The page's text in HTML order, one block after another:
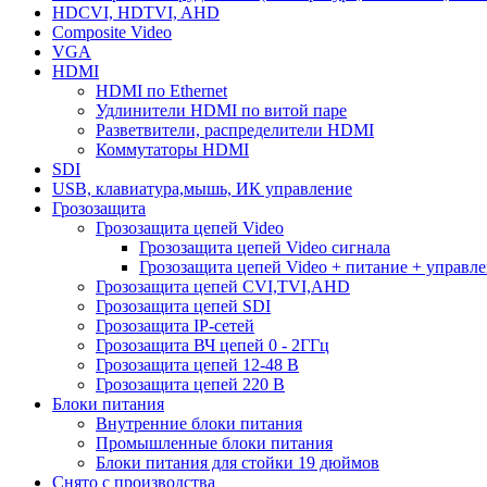
HDCVI, HDTVI, AHD
Composite Video
VGA
HDMI
HDMI по Ethernet
Удлинители HDMI по витой паре
Разветвители, распределители HDMI
Коммутаторы HDMI
SDI
USB, клавиатура,мышь, ИК управление
Грозозащита
Грозозащита цепей Video
Грозозащита цепей Video сигнала
Грозозащита цепей Video + питание +
Грозозащита цепей CVI,TVI,AHD
Грозозащита цепей SDI
Грозозащита IP-сетей
Грозозащита ВЧ цепей 0 - 2ГГц
Грозозащита цепей 12-48 В
Грозозащита цепей 220 В
Блоки питания
Внутренние блоки питания
Промышленные блоки питания
Блоки питания для стойки 19 дюймов
Снято с производства